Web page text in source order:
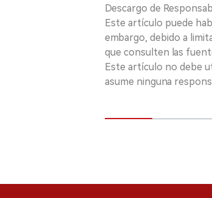
Descargo de
Este artículo puede
embargo, debido a
que consulten las
Este artículo no debe
asume ninguna